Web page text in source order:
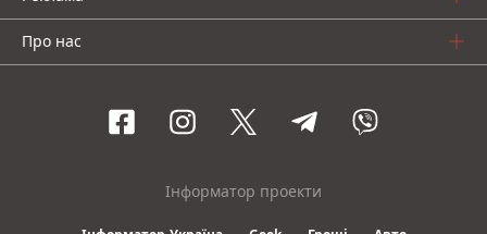
Про нас
Інформатор проекти